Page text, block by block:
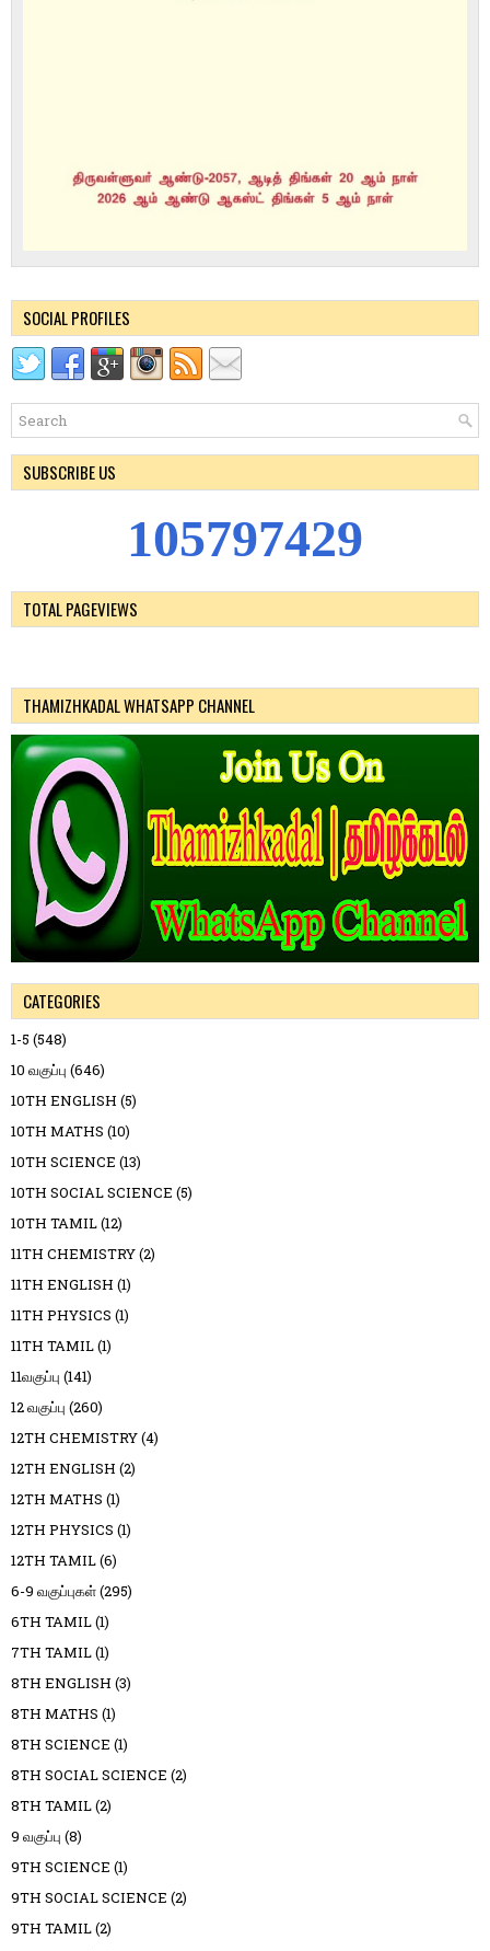
SOCIAL PROFILES
SUBSCRIBE US
105797429
TOTAL PAGEVIEWS
THAMIZHKADAL WHATSAPP CHANNEL
CATEGORIES
1-5 (548)
10 வகுப்பு (646)
10TH ENGLISH (5)
10TH MATHS (10)
10TH SCIENCE (13)
10TH SOCIAL SCIENCE (5)
10TH TAMIL(12)
11TH CHEMISTRY(2)
11TH ENGLISH (1)
11TH PHYSICS (1)
11TH TAMIL(1)
11வகுப்பு (141)
12 வகுப்பு (260)
12TH CHEMISTRY(4)
12TH ENGLISH (2)
12TH MATHS (1)
12TH PHYSICS (1)
12TH TAMIL(6)
6-9 வகுப்புகள்(295)
6TH TAMIL(1)
7TH TAMIL(1)
8TH ENGLISH (3)
8TH MATHS (1)
8TH SCIENCE (1)
8TH SOCIAL SCIENCE (2)
8TH TAMIL(2)
9 வகுப்பு (8)
9TH SCIENCE (1)
9TH SOCIAL SCIENCE (2)
9TH TAMIL(2)